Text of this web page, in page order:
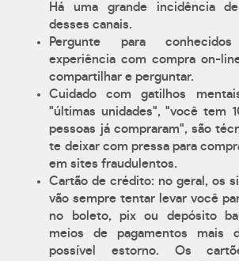
Há uma grande incidência
desses canais.
Pergunte para
experiência com compra on-
compartilhar e perguntar.
Cuidado com gatilhos
"últimas unidades", "você tem
pessoas já compraram", são
te deixar com pressa para
em sites fraudulentos.
Cartão de crédito: no geral, os
vão sempre tentar levar você
no boleto, pix ou depósito
meios de pagamentos mais
possível estorno. Os